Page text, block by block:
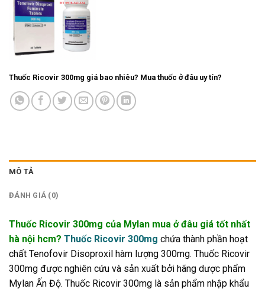
Thuốc Ricovir 300mg giá bao nhiêu? Mua thuốc ở đâu uy tín?
MÔ TẢ
ĐÁNH GIÁ (0)
Thuốc Ricovir 300mg của Mylan mua ở đâu giá tốt nhất
hà nội hcm? Thuốc Ricovir 300mg chứa thành phần hoạt
chất Tenofovir Disoproxil hàm lượng 300mg. Thuốc Ricovir
300mg được nghiên cứu và sản xuất bởi hãng dược phẩm
Mylan Ấn Độ. Thuốc Ricovir 300mg là sản phẩm nhập khẩu